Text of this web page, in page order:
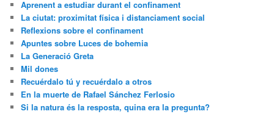
Aprenent a estudiar durant el confinament
La ciutat: proximitat física i distanciament social
Reflexions sobre el confinament
Apuntes sobre Luces de bohemia
La Generació Greta
Mil dones
Recuérdalo tú y recuérdalo a otros
En la muerte de Rafael Sánchez Ferlosio
Si la natura és la resposta, quina era la pregunta?